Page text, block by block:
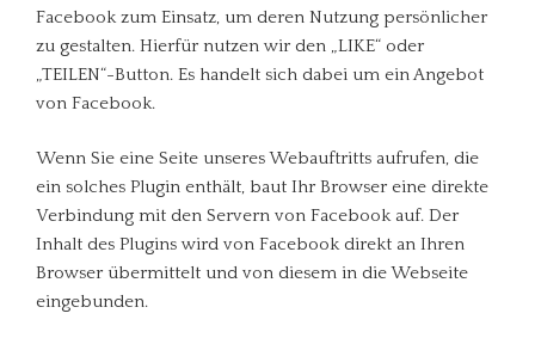
Facebook zum Einsatz, um deren Nutzung persönlicher
zu gestalten. Hierfür nutzen wir den „LIKE“ oder
„TEILEN“-Button. Es handelt sich dabei um ein Angebot
von Facebook.
Wenn Sie eine Seite unseres Webauftritts aufrufen, die
ein solches Plugin enthält, baut Ihr Browser eine direkte
Verbindung mit den Servern von Facebook auf. Der
Inhalt des Plugins wird von Facebook direkt an Ihren
Browser übermittelt und von diesem in die Webseite
eingebunden.